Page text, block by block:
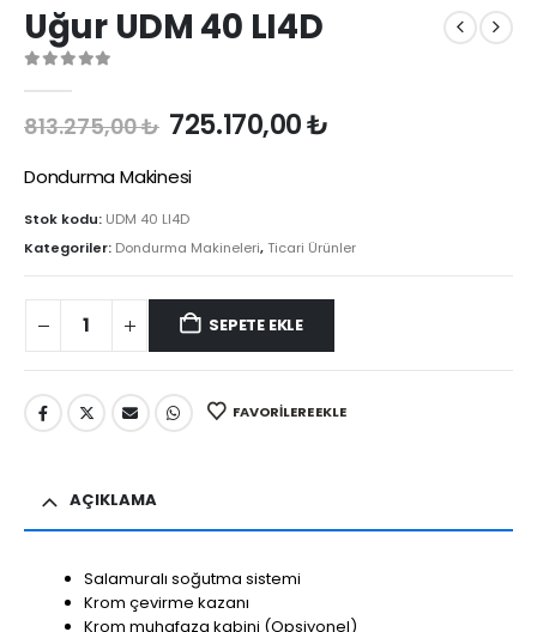
Uğur UDM 40 LI4D
813.275,00₺ Orijinal
813.275,00 ₺.
725.170,00₺
Dondurma Makinesi
Stok kodu: UDM 40 LI4D
Kategoriler: Dondurma Makineleri,Ticari Ürünler
SEPETE EKLE
FAVORILERE EKLE
AÇIKLAMA
Salamuralı soğutma sistemi
Krom çevirme kazanı
Krom muhafaza kabini (Opsiyonel)